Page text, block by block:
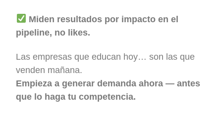
Miden resultados por impacto en el
pipeline, no likes.
Las empresas que educan hoy… son las que
venden mañana.
Empieza a generar demanda ahora — antes
que lo haga tu competencia.